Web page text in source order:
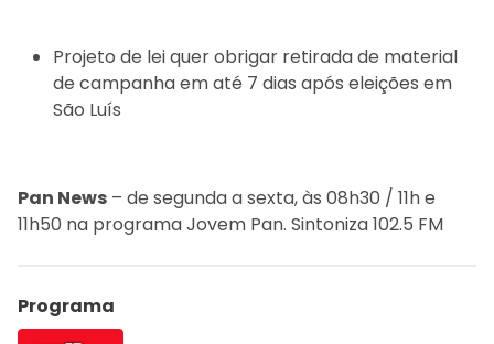
Projeto de lei quer obrigar retirada de material
de campanha em até 7 dias após eleições em
São Luís
Pan News – de segunda a sexta, às 08h30 / 11h e
11h50 na programa Jovem Pan. Sintoniza 102.5 FM
Programa